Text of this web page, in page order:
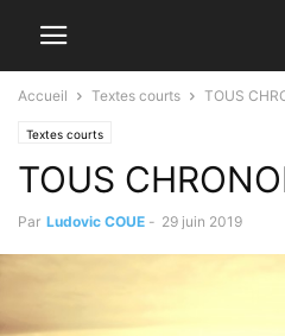
Accueil Textes courts TOUS
Textes courts
TOUS
Par Ludovic COUE - 29 juin 2019